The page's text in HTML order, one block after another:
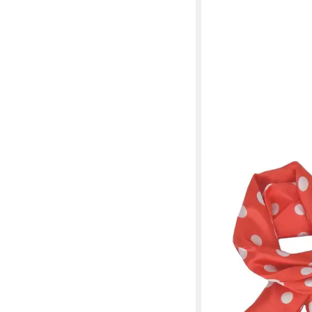
ELLA JONTE
Halstuch, kleines
weiß Punkte 40%
13,95 €
lieferbar - in 2-3